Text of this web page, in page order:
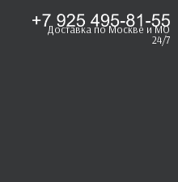
Доставка по Москве и МО
24/7